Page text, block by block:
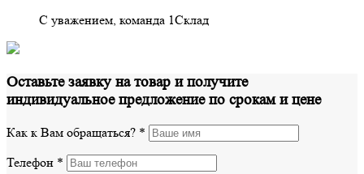
С уважением, команда 1Склад
Оставьте заявку на товар и получите
индивидуальное предложение по срокам и цене
Как к Вам обращаться? *
Телефон *